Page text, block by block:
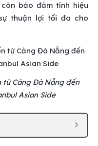
bảo đảm tính hiệu
thuận lợi tối đa cho
từ Cảng Đà Nẵng đến
Asian Side